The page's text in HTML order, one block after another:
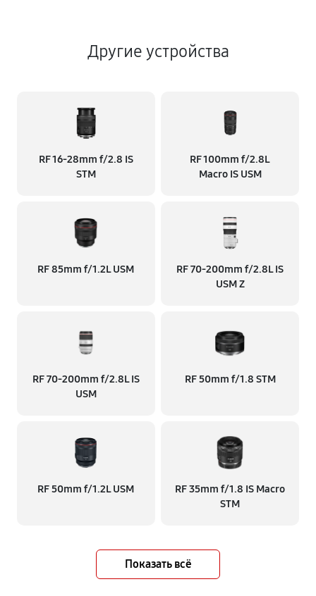
Другие устройства
RF 16‑28mm f/2.8 IS
STM
RF 100mm f/2.8L
Macro IS USM
RF 85mm f/1.2L USM
RF 70‑200mm f/2.8L IS
USM Z
RF 70‑200mm f/2.8L IS
USM
RF 50mm f/1.8 STM
RF 50mm f/1.2L USM
RF 35mm f/1.8 IS Macro
STM
Показать всё